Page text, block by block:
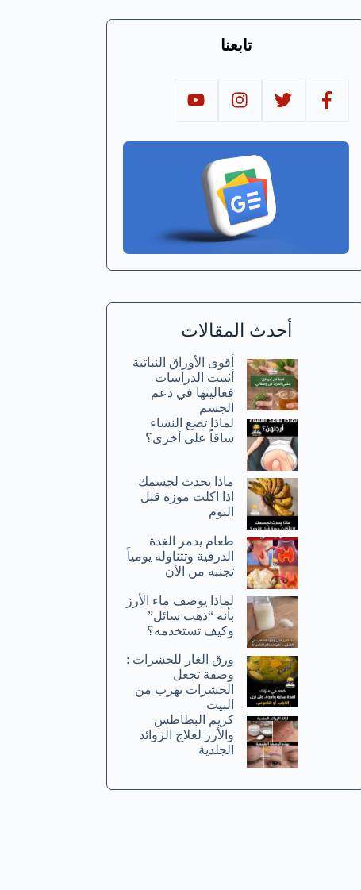
تابعنا
أحدث المقالات
أقوى الأوراق النباتية
أثبتت الدراسات
فعاليتها في دعم
الجسم
لماذا تضع النساء
ساقاً على أخرى؟
ماذا يحدث لجسمك
اذا اكلت موزة قبل
النوم
طعام يدمر الغدة
الدرقية وتتناوله يومياً
تجنبه من الأن
لماذا يوصف ماء الأرز
بأنه “ذهب سائل”
وكيف تستخدمه؟
ورق الغار للحشرات :
وصفة تجعل
الحشرات تهرب من
البيت
كريم البطاطس
والأرز لعلاج الزوائد
الجلدية